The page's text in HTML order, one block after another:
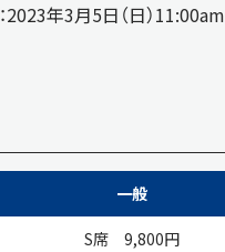
：2023年3月5日（日）11:00am
A席
一般
9,800円